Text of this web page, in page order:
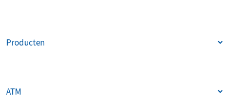
Producten
ATM